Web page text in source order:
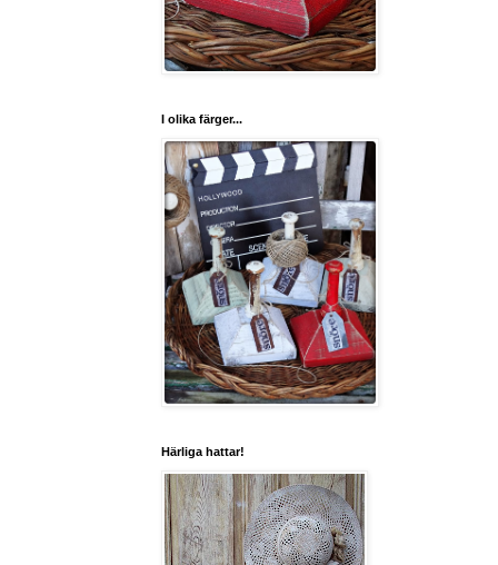
I olika färger...
Härliga hattar!